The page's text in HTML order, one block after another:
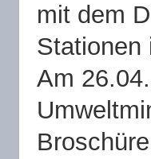
mit dem
Stationen
Am